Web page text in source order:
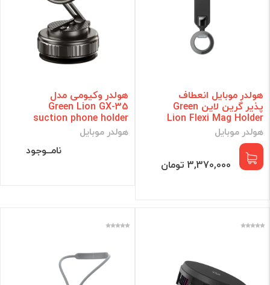
هولدر موبایل انعطاف
پذیر گرین لاین Green
Lion Flexi Mag Holder
هولدر موبایل
3,370,000 تومان
هولدر وکیومی مدل
Green Lion GX-35
suction phone holder
هولدر موبایل
نامــوجود